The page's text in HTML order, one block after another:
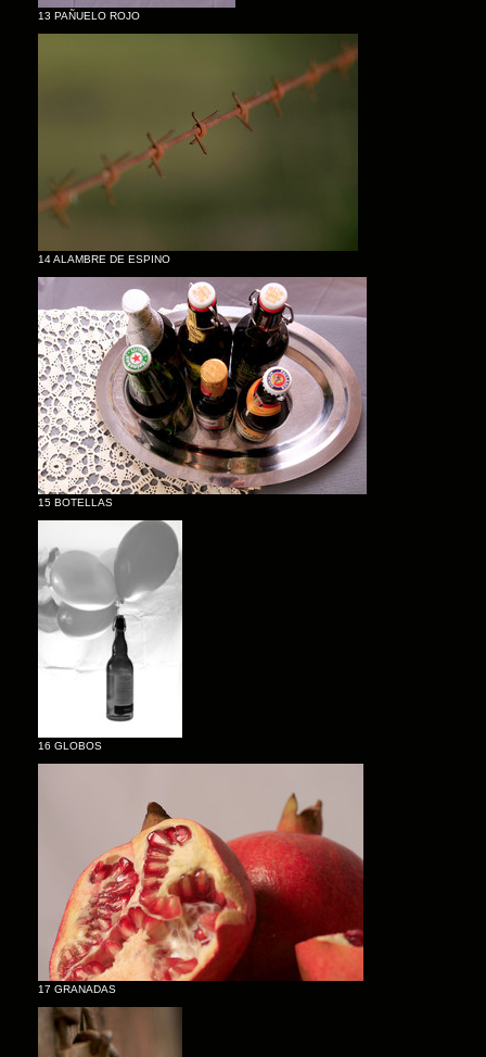
13 PAÑUELO ROJO
14 ALAMBRE DE ESPINO
15 BOTELLAS
16 GLOBOS
17 GRANADAS